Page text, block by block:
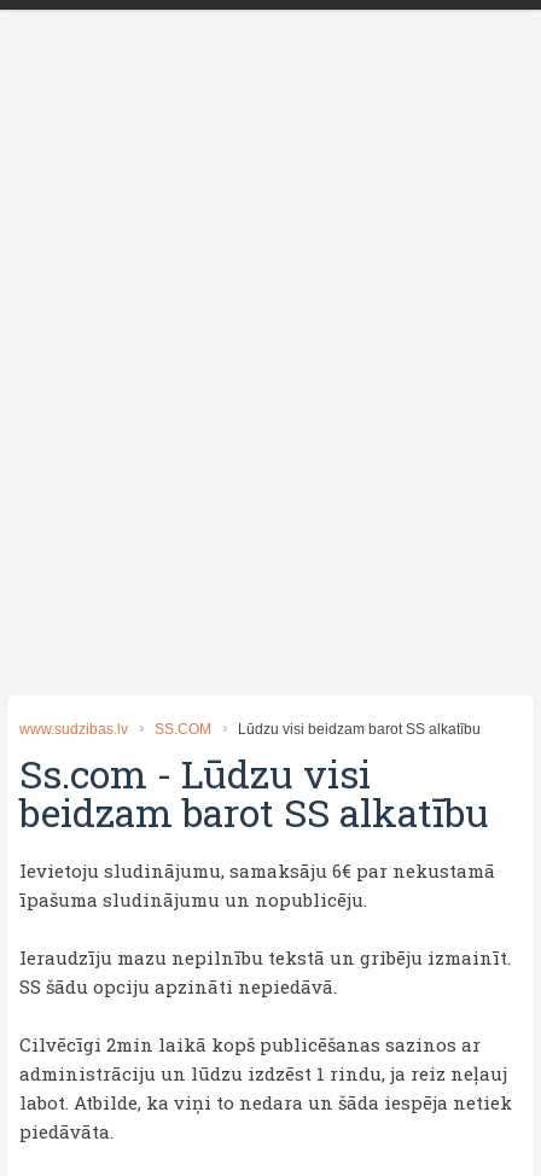
www.sudzibas.lv SS.COM Lūdzu visi beidzam barot SS alkatību
Ss.com - Lūdzu visi
beidzam barot SS alkatību
Ievietoju sludinājumu, samaksāju 6€ par nekustamā
īpašuma sludinājumu un nopublicēju.
Ieraudzīju mazu nepilnību tekstā un gribēju izmainīt.
SS šādu opciju apzināti nepiedāvā.
Cilvēcīgi 2min laikā kopš publicēšanas sazinos ar
administrāciju un lūdzu izdzēst 1 rindu, ja reiz neļauj
labot. Atbilde, ka viņi to nedara un šāda iespēja netiek
piedāvāta.